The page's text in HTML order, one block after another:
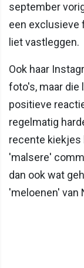
september
een exclusieve
liet vastleggen.
Ook haar
foto's, maar die
positieve
regelmatig
recente kiekjes
'malsere'
dan ook wat
'meloenen' van